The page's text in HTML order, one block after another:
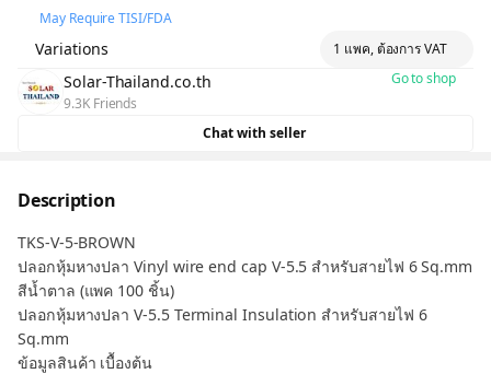
May Require TISI/FDA
Variations 1 แพค, ต้องการ VAT
Solar-Thailand.co.th
9.3K Friends
Go to shop
Chat with seller
Description
TKS-V-5-BROWN
ปลอกหุ้มหางปลา Vinyl wire end cap V-5.5 สำหรับสายไฟ 6 Sq.mm
สีน้ำตาล (แพค 100 ชิ้น)
ปลอกหุ้มหางปลา V-5.5 Terminal Insulation สำหรับสายไฟ 6
Sq.mm
ข้อมูลสินค้า เบื้องต้น